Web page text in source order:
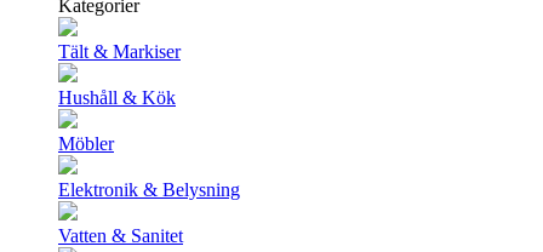
Kategorier
Tält & Markiser
Hushåll & Kök
Möbler
Elektronik & Belysning
Vatten & Sanitet